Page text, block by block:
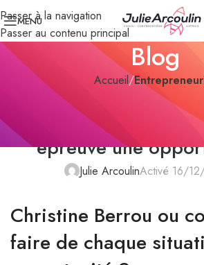
Passer à la navigation
Passer au contenu principal
MENU
Blog
Accueil/
ENTREPRENEURIAT PODCAST "T'ES
Comment faire de
épreuve une
Julie ArcoulinActivé 16/
Christine Berrou ou
faire de chaque